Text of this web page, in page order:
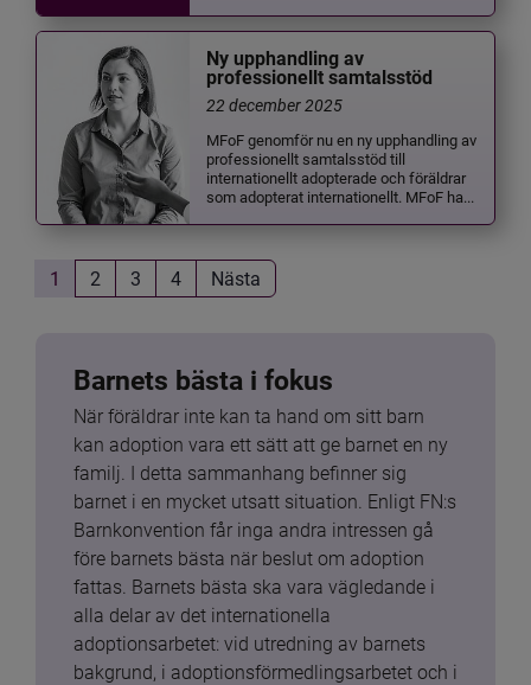
Ny upphandling av
professionellt samtalsstöd
22 december 2025
MFoF genomför nu en ny upphandling av
professionellt samtalsstöd till
internationellt adopterade och föräldrar
som adopterat internationellt. MFoF ha...
1 2 3 4 Nästa
Barnets bästa i fokus
När föräldrar inte kan ta hand om sitt barn
kan adoption vara ett sätt att ge barnet en ny
familj. I detta sammanhang befinner sig
barnet i en mycket utsatt situation. Enligt FN:s
Barnkonvention får inga andra intressen gå
före barnets bästa när beslut om adoption
fattas. Barnets bästa ska vara vägledande i
alla delar av det internationella
adoptionsarbetet: vid utredning av barnets
bakgrund, i adoptionsförmedlingsarbetet och i